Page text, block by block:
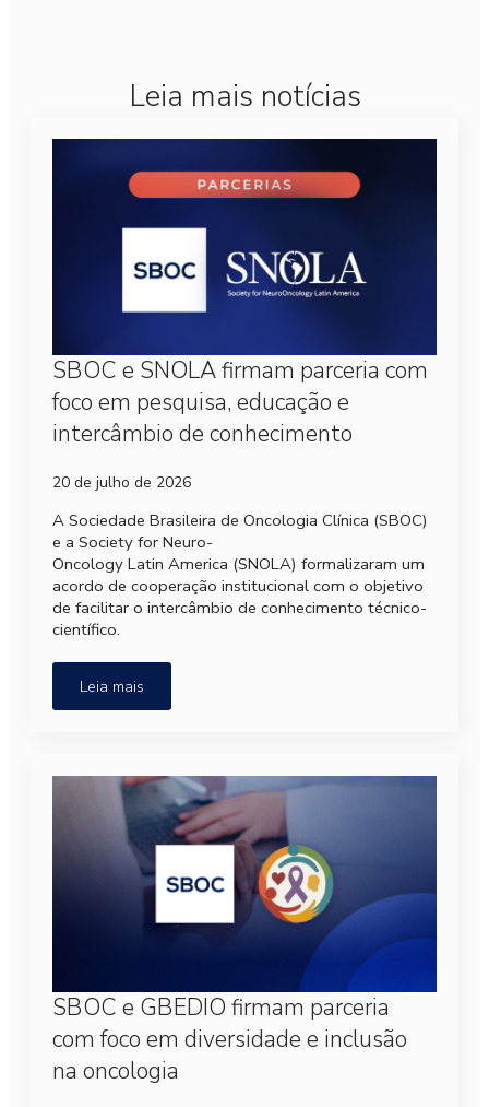
Leia mais notícias
SBOC e SNOLA firmam parceria com
foco em pesquisa, educação e
intercâmbio de conhecimento
20 de julho de 2026
A Sociedade Brasileira de Oncologia Clínica (SBOC)
e a Society for Neuro-
Oncology Latin America (SNOLA) formalizaram um
acordo de cooperação institucional com o objetivo
de facilitar o intercâmbio de conhecimento técnico-
científico.
Leia mais
SBOC e GBEDIO firmam parceria
com foco em diversidade e inclusão
na oncologia